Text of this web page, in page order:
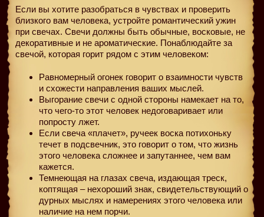
Если вы хотите разобраться в чувствах и проверить
близкого вам человека, устройте романтический ужин
при свечах. Свечи должны быть обычные, восковые, не
декоративные и не ароматические. Понаблюдайте за
свечой, которая горит рядом с этим человеком:
Равномерный огонек говорит о взаимности чувств
и схожести направления ваших мыслей.
Выгорание свечи с одной стороны намекает на то,
что чего-то этот человек недоговаривает или
попросту лжет.
Если свеча «плачет», ручеек воска потихоньку
течет в подсвечник, это говорит о том, что жизнь
этого человека сложнее и запутаннее, чем вам
кажется.
Темнеющая на глазах свеча, издающая треск,
коптящая – нехороший знак, свидетельствующий о
дурных мыслях и намерениях этого человека или
наличие на нем порчи.